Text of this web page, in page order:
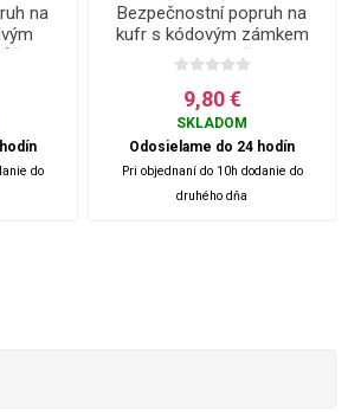
na
do
Bezpečnostní popruh na
kufr s kódovým zámkem
ROCK - Oranžová
9,80 €
SKLADOM
Odosielame do 24 hodín
Pri objednaní do 10h dodanie do
druhého dňa